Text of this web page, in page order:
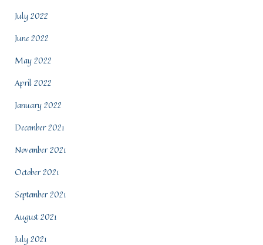
July 2022
June 2022
May 2022
April 2022
January 2022
December 2021
November 2021
October 2021
September 2021
August 2021
July 2021